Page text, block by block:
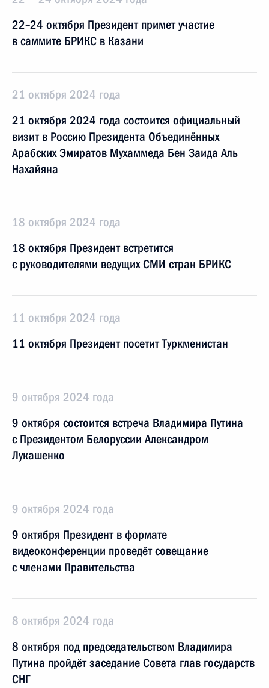
22–24 октября Президент примет участие
в саммите БРИКС в Казани
21 октября 2024 года
21 октября 2024 года состоится официальный
визит в Россию Президента Объединённых
Арабских Эмиратов Мухаммеда Бен Заида Аль
Нахайяна
18 октября 2024 года
18 октября Президент встретится
с руководителями ведущих СМИ стран БРИКС
11 октября 2024 года
11 октября Президент посетит Туркменистан
9 октября 2024 года
9 октября состоится встреча Владимира Путина
с Президентом Белоруссии Александром
Лукашенко
9 октября 2024 года
9 октября Президент в формате
видеоконференции проведёт совещание
с членами Правительства
8 октября 2024 года
8 октября под председательством Владимира
Путина пройдёт заседание Совета глав государств
СНГ